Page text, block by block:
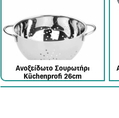
Ανοξείδωτο Σουρωτήρι
Küchenprofi 26cm